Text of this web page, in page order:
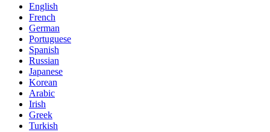
English
French
German
Portuguese
Spanish
Russian
Japanese
Korean
Arabic
Irish
Greek
Turkish